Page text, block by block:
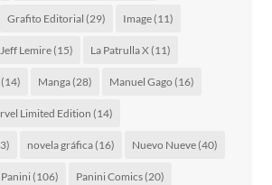
Grafito Editorial (29) Image(11)
Jeff Lemire(15) La Patrulla X(11)
(14) Manga(28) Manuel Gago (16)
Limited Edition (14)
novela gráfica(16) Nuevo Nueve(40)
Panini(106) Panini Comics(20)